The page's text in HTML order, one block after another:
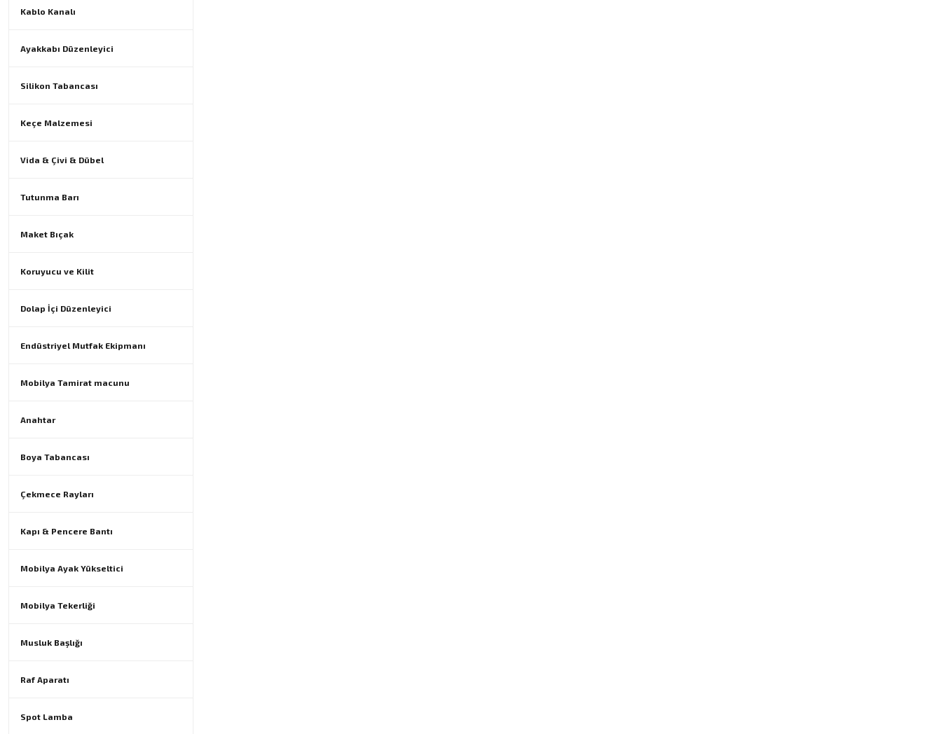
Kablo Kanalı
Ayakkabı Düzenleyici
Silikon Tabancası
Keçe Malzemesi
Vida & Çivi & Dübel
Tutunma Barı
Maket Bıçak
Koruyucu ve Kilit
Dolap İçi Düzenleyici
Endüstriyel Mutfak Ekipmanı
Mobilya Tamirat macunu
Anahtar
Boya Tabancası
Çekmece Rayları
Kapı & Pencere Bantı
Mobilya Ayak Yükseltici
Mobilya Tekerliği
Musluk Başlığı
Raf Aparatı
Spot Lamba